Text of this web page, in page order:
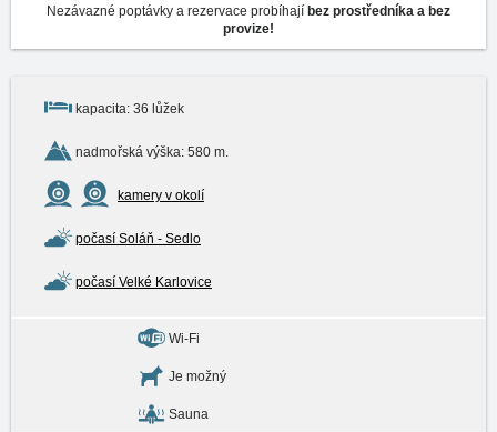
Nezávazné poptávky a rezervace probíhají bez prostředníka a bez
provize!
kapacita: 36 lůžek
nadmořská výška: 580 m.
kamery v okolí
počasí Soláň - Sedlo
počasí Velké Karlovice
Wi-Fi
Je možný
Sauna